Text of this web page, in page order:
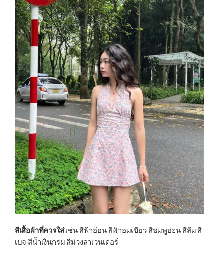
สีเสื้อผ้าที่ควรใส่เช่น สีฟ้าอ่อน สีฟ้าอมเขียว สีชมพูอ่อน สีส้ม สี
เบจ สีน้ำเงินกรม สีม่วงลาเวนเดอร์